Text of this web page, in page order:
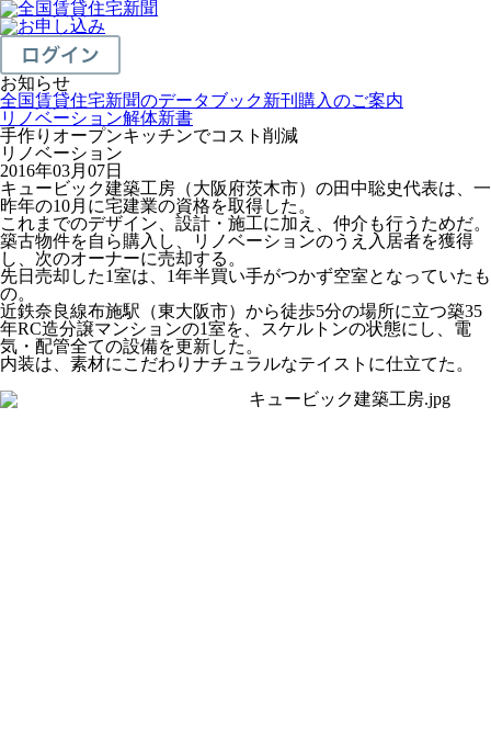
お知らせ
全国賃貸住宅新聞のデータブック新刊購入のご案内
リノベーション解体新書
手作りオープンキッチンでコスト削減
リノベーション
2016年03月07日
キュービック建築工房（大阪府茨木市）の田中聡史代表は、一
昨年の10月に宅建業の資格を取得した。
これまでのデザイン、設計・施工に加え、仲介も行うためだ。
築古物件を自ら購入し、リノベーションのうえ入居者を獲得
し、次のオーナーに売却する。
先日売却した1室は、1年半買い手がつかず空室となっていたも
の。
近鉄奈良線布施駅（東大阪市）から徒歩5分の場所に立つ築35
年RC造分譲マンションの1室を、スケルトンの状態にし、電
気・配管全ての設備を更新した。
内装は、素材にこだわりナチュラルなテイストに仕立てた。